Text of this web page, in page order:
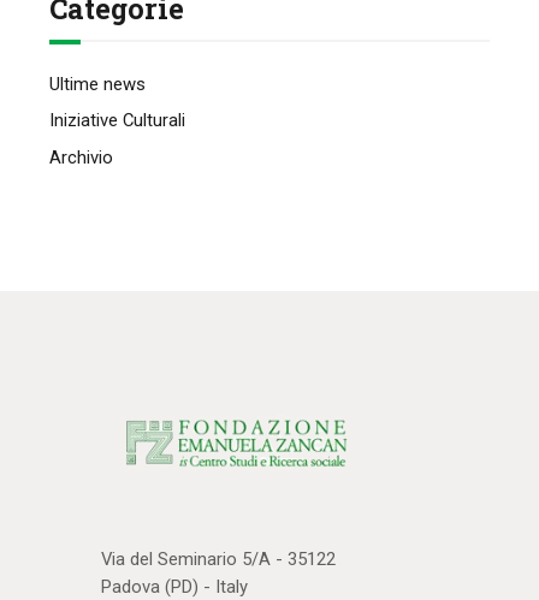
Ultime news
Iniziative Culturali
Archivio
Via del Seminario 5/A - 35122
Padova (PD) - Italy